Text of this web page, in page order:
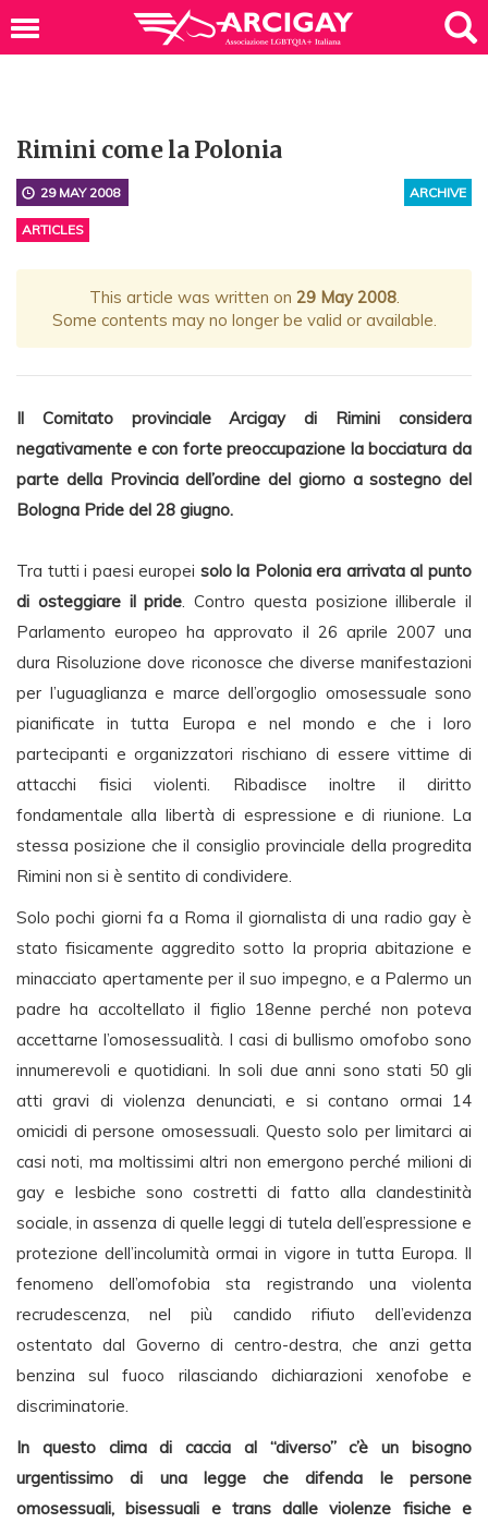
Rimini come la Polonia
ARCHIVE
29 MAY 2008
ARTICLES
This article was written on 29 May 2008.
Some contents may no longer be valid or available.
Il Comitato provinciale Arcigay di Rimini considera
negativamente e con forte preoccupazione la bocciatura da
parte della Provincia dell’ordine del giorno a sostegno del
Bologna Pride del 28 giugno.
Tra tutti i paesi europei solo la Polonia era arrivata al punto
di osteggiare il pride. Contro questa posizione illiberale il
Parlamento europeo ha approvato il 26 aprile 2007 una
dura Risoluzione dove riconosce che diverse manifestazioni
per l’uguaglianza e marce dell’orgoglio omosessuale sono
pianificate in tutta Europa e nel mondo e che i loro
partecipanti e organizzatori rischiano di essere vittime di
attacchi fisici violenti. Ribadisce inoltre il diritto
fondamentale alla libertà di espressione e di riunione. La
stessa posizione che il consiglio provinciale della progredita
Rimini non si è sentito di condividere.
Solo pochi giorni fa a Roma il giornalista di una radio gay è
stato fisicamente aggredito sotto la propria abitazione e
minacciato apertamente per il suo impegno, e a Palermo un
padre ha accoltellato il figlio 18enne perché non poteva
accettarne l’omosessualità. I casi di bullismo omofobo sono
innumerevoli e quotidiani. In soli due anni sono stati 50 gli
atti gravi di violenza denunciati, e si contano ormai 14
omicidi di persone omosessuali. Questo solo per limitarci ai
casi noti, ma moltissimi altri non emergono perché milioni di
gay e lesbiche sono costretti di fatto alla clandestinità
sociale, in assenza di quelle leggi di tutela dell’espressione e
protezione dell’incolumità ormai in vigore in tutta Europa. Il
fenomeno dell’omofobia sta registrando una violenta
recrudescenza, nel più candido rifiuto dell’evidenza
ostentato dal Governo di centro-destra, che anzi getta
benzina sul fuoco rilasciando dichiarazioni xenofobe e
discriminatorie.
In questo clima di caccia al “diverso” c’è un bisogno
urgentissimo di una legge che difenda le persone
omosessuali, bisessuali e trans dalle violenze fisiche e